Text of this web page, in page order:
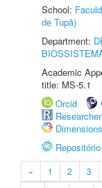
School:
de Tupã)
Department:
Academic
title: MS-5.1
Orcid
Dimensions
« 1 2 3